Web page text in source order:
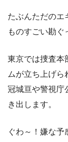
たぶんただのエ
ものすごい勘ぐ
東京では捜査本
ムが立ち上げら
冠城亘や警視庁
き出します。
ぐわ～！嫌な予